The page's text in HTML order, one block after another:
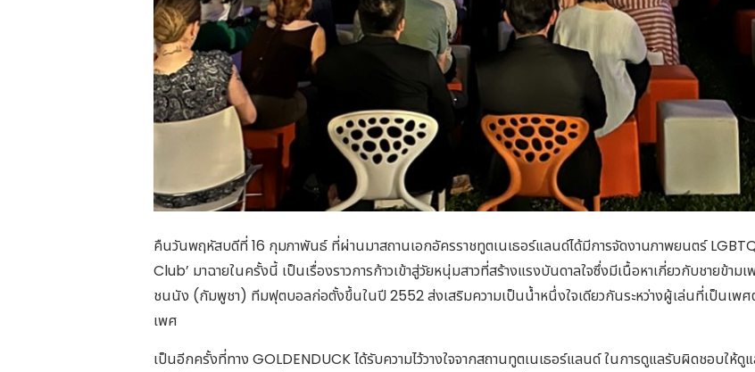
คืนวันพฤหัสบดีที่ 16 กุมภาพันธ์ ที่ผ่านมาสถานเอกอัครราชทูตเนเธอร์แลนด์ได้มีการจัดงานภาพยนตร์
Club’ มาฉายในครั้งนี้ เป็นเรื่องราวการก้าวเข้าสู่วัยหนุ่มสาวที่สร้างแรงบันดาลใจซึ่งมีเนื้อหาเกี่ยวกับชายข้
ชนนัง (กัมพูชา) ทีมฟุตบอลก่อตั้งขึ้นในปี 2552 ส่งเสริมความเป็นน้ำหนึ่งใจเดียวกันระหว่างผู้เล่นที่เป็นเพศ
เพศ
เป็นอีกครั้งที่ทาง GOLDENDUCK ได้รับความไว้วางใจจากสถานทูตเนเธอร์แลนด์ ในการดูแลรับผิดชอบให้ดู